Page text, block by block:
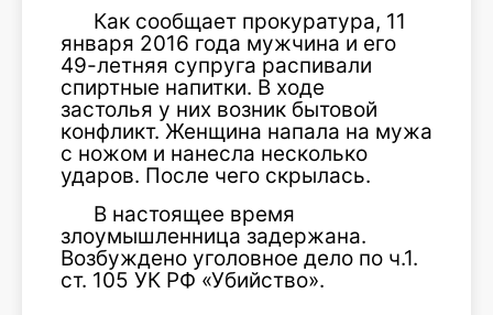
Как сообщает прокуратура, 11
января 2016 года мужчина и его
49-летняя супруга распивали
спиртные напитки. В ходе
застолья у них возник бытовой
конфликт. Женщина напала на мужа
с ножом и нанесла несколько
ударов. После чего скрылась.
В настоящее время
злоумышленница задержана.
Возбуждено уголовное дело по ч.1.
ст. 105 УК РФ «Убийство».